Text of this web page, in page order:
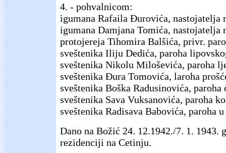
4. - pohvalnicom:
igumana Rafaila Đurovića, nastojatelja
igumana Damjana Tomića, nastojatelja
protojereja Tihomira Balšića, privr.
sveštenika Iliju Dedića, paroha
sveštenika Nikolu Miloševića, paroha
sveštenika Đura Tomovića, laroha
sveštenika Boška Radusinovića,
sveštenika Sava Vuksanovića, paroha
sveštenika Radisava Babovića, paroha
Dano na Božić 24. 12.1942./7. 1. 1943.
rezidenciji na Cetinju.